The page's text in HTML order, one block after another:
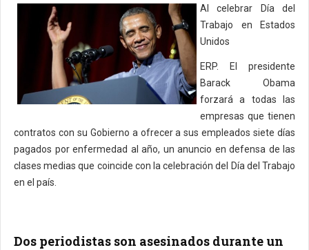
Al celebrar Día del
Trabajo en Estados
Unidos
ERP. El presidente
Barack Obama
forzará a todas las
empresas que tienen
contratos con su Gobierno a ofrecer a sus empleados siete días
pagados por enfermedad al año, un anuncio en defensa de las
clases medias que coincide con la celebración del Día del Trabajo
en el país.
Dos periodistas son asesinados durante un